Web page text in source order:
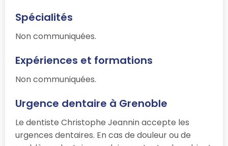
Spécialités
Non communiquées.
Expériences et formations
Non communiquées.
Urgence dentaire à Grenoble
Le dentiste Christophe Jeannin accepte les
urgences dentaires. En cas de douleur ou de